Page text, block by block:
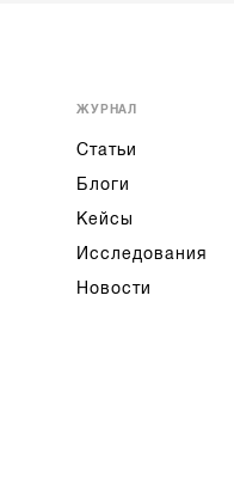
ЖУРНАЛ
Статьи
Блоги
Кейсы
Исследования
Новости